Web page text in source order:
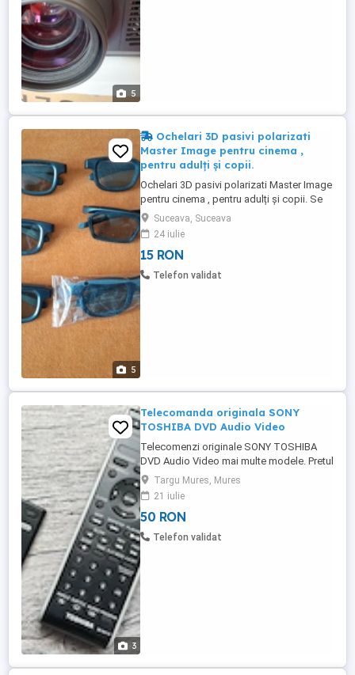
5
5
Ochelari 3D pasivi polarizati
Master Image pentru cinema ,
pentru adulți și copii.
Ochelari 3D pasivi polarizati Master Image
pentru cinema , pentru adulți și copii. Se
vând la Lot de 6 bucati. Noi. Nepurtați . 15
lei 6 buc Ochelari vizualizare 3D pasivi
pentru cinema sau proiectii televizor
Suceava, Suceava
24 iulie
15 RON
Telefon validat
3
Telecomanda originala SONY
TOSHIBA DVD Audio Video
Telecomenzi originale SONY TOSHIBA
DVD Audio Video mai multe modele. Pretul
pe bucata este 50ro+23ron
transportul(posta romana) -sony-RMT-502
-sony-RM-X151 -sony-RMT-507 -toshiba-
SE-SE-R0179
Targu Mures, Mures
21 iulie
50 RON
Telefon validat